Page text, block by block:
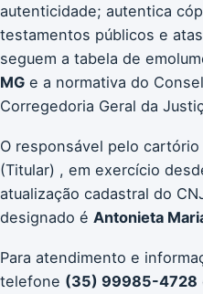
autenticidade; autentica
testamentos públicos e
seguem a tabela de
MG e a normativa do
Corregedoria Geral da
O responsável pelo cartório
(Titular) , em exercício
atualização cadastral do
designado é Antonieta
Para atendimento e
telefone (35) 99985-4728